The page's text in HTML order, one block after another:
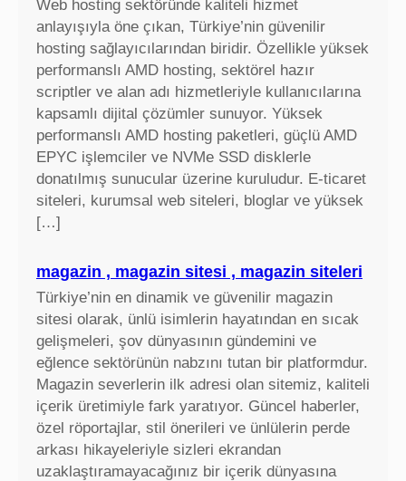
Web hosting sektöründe kaliteli hizmet
anlayışıyla öne çıkan, Türkiye’nin güvenilir
hosting sağlayıcılarından biridir. Özellikle yüksek
performanslı AMD hosting, sektörel hazır
scriptler ve alan adı hizmetleriyle kullanıcılarına
kapsamlı dijital çözümler sunuyor. Yüksek
performanslı AMD hosting paketleri, güçlü AMD
EPYC işlemciler ve NVMe SSD disklerle
donatılmış sunucular üzerine kuruludur. E-ticaret
siteleri, kurumsal web siteleri, bloglar ve yüksek
[…]
magazin , magazin sitesi , magazin siteleri
Türkiye’nin en dinamik ve güvenilir magazin
sitesi olarak, ünlü isimlerin hayatından en sıcak
gelişmeleri, şov dünyasının gündemini ve
eğlence sektörünün nabzını tutan bir platformdur.
Magazin severlerin ilk adresi olan sitemiz, kaliteli
içerik üretimiyle fark yaratıyor. Güncel haberler,
özel röportajlar, stil önerileri ve ünlülerin perde
arkası hikayeleriyle sizleri ekrandan
uzaklaştıramayacağınız bir içerik dünyasına